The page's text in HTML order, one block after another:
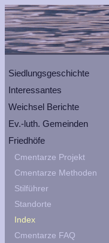
Siedlungsgeschichte
Interessantes
Weichsel Berichte
Ev.-luth. Gemeinden
Friedhöfe
Cmentarze Projekt
Cmentarze Methoden
Stilführer
Standorte
Index
Cmentarze FAQ